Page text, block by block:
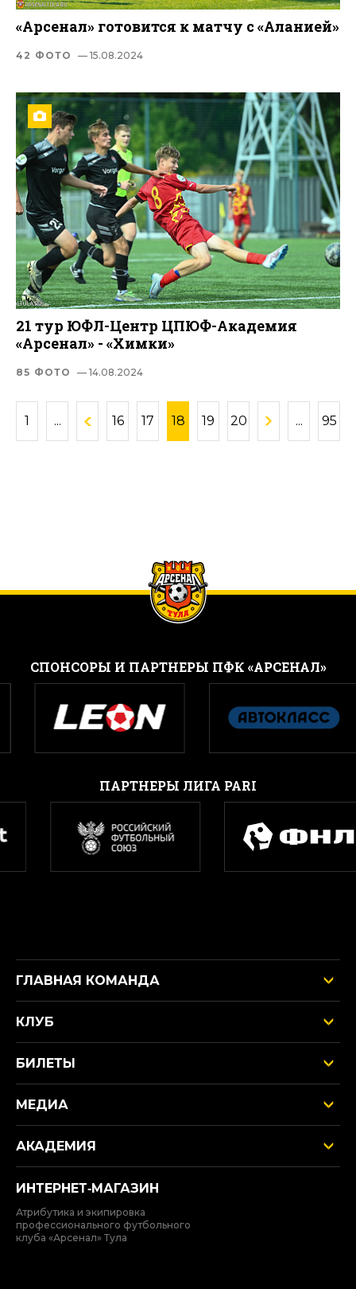
«Арсенал» готовится к матчу с «Аланией»
42 ФОТО — 15.08.2024
21 тур ЮФЛ-Центр ЦПЮФ-Академия
«Арсенал» - «Химки»
85 ФОТО — 14.08.2024
1 ... 16 17 18 19 20 ... 95
CПОНСОРЫ И ПАРТНЕРЫ ПФК «АРСЕНАЛ»
ПАРТНЕРЫ ЛИГА PARI
ГЛАВНАЯ КОМАНДА
КЛУБ
БИЛЕТЫ
МЕДИА
АКАДЕМИЯ
ИНТЕРНЕТ‑МАГАЗИН
Атрибутика и экипировка
профессионального футбольного
клуба «Арсенал» Тула